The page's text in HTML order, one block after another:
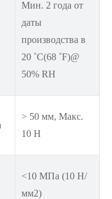
Мин. 2 года от
даты
производства в
20 ˚C(68 ˚F)@
50% RH
> 50 мм, Макс.
10 Н
<10 МПа (10 Н/
мм2)